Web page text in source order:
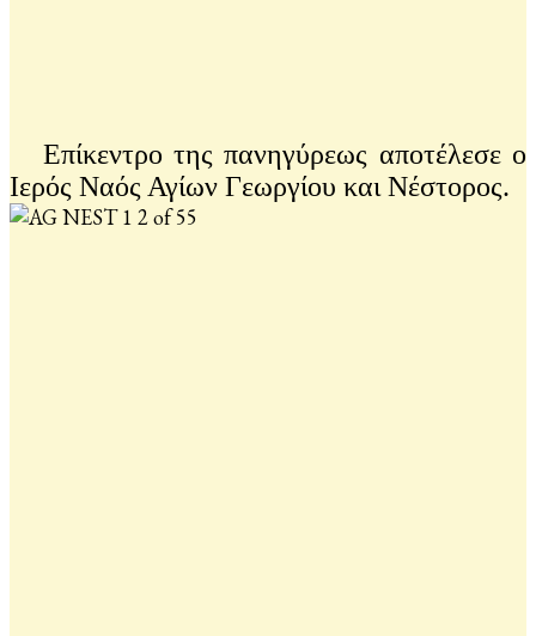
Επίκεντρο της πανηγύρεως αποτέλεσε ο
Ιερός Ναός Αγίων Γεωργίου και Νέστορος.